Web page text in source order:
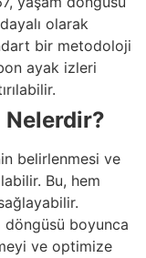
olarak
bir metodoloji
ayak izleri
Nelerdir?
belirlenmesi ve
Bu, hem
döngüsü boyunca
ve optimize